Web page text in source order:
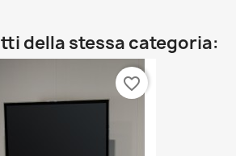
della stessa categoria:
favorite_border